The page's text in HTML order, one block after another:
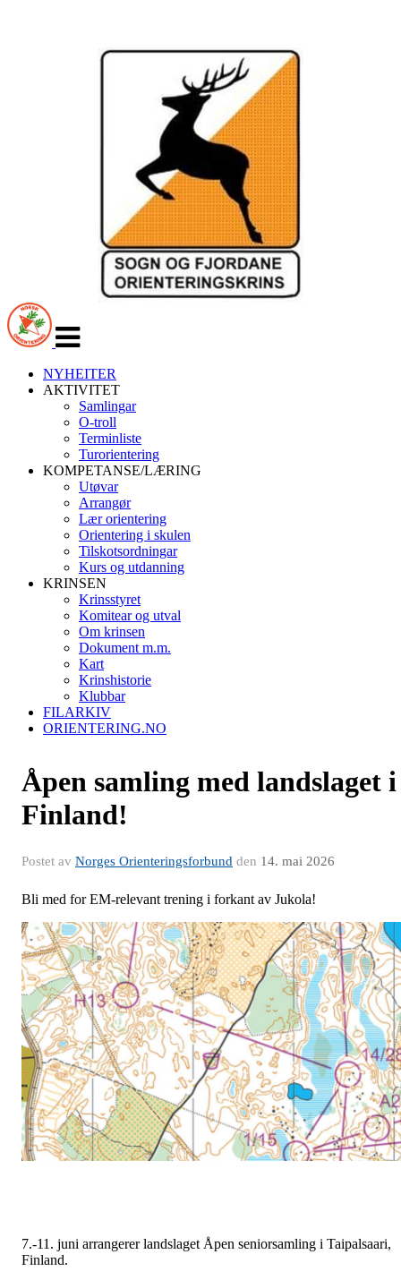
navigasjon
NYHEITER
AKTIVITET
Samlingar
O-troll
Terminliste
Turorientering
KOMPETANSE/LÆRING
Utøvar
Arrangør
Lær orientering
Orientering i skulen
Tilskotsordningar
Kurs og utdanning
KRINSEN
Krinsstyret
Komitear og utval
Om krinsen
Dokument m.m.
Kart
Krinshistorie
Klubbar
FILARKIV
ORIENTERING.NO
Åpen samling med landslaget i
Finland!
Postet av Norges Orienteringsforbund den 14. mai 2026
Bli med for EM-relevant trening i forkant av Jukola!
7.-11. juni arrangerer landslaget Åpen seniorsamling i Taipalsaari,
Finland.